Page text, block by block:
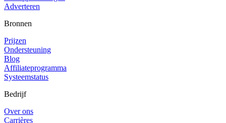
Adverteren
Bronnen
Prijzen
Ondersteuning
Blog
Affiliateprogramma
Systeemstatus
Bedrijf
Over ons
Carrières